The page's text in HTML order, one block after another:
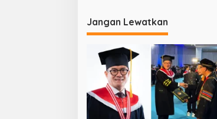
a
s
i
p
o
s
Jangan Lewatkan